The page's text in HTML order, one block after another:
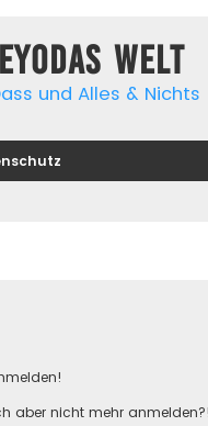
Welt
und Alles & Nichts
aber nicht mehr anmelden?!